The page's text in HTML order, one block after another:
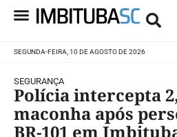
SEGUNDA-FEIRA, 10 DE AGOSTO DE 2026
SEGURANÇA
Polícia intercepta
maconha após
BR-101 em